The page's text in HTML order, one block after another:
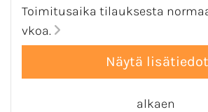
Toimitusaika tilauksesta
vkoa.
alkaen